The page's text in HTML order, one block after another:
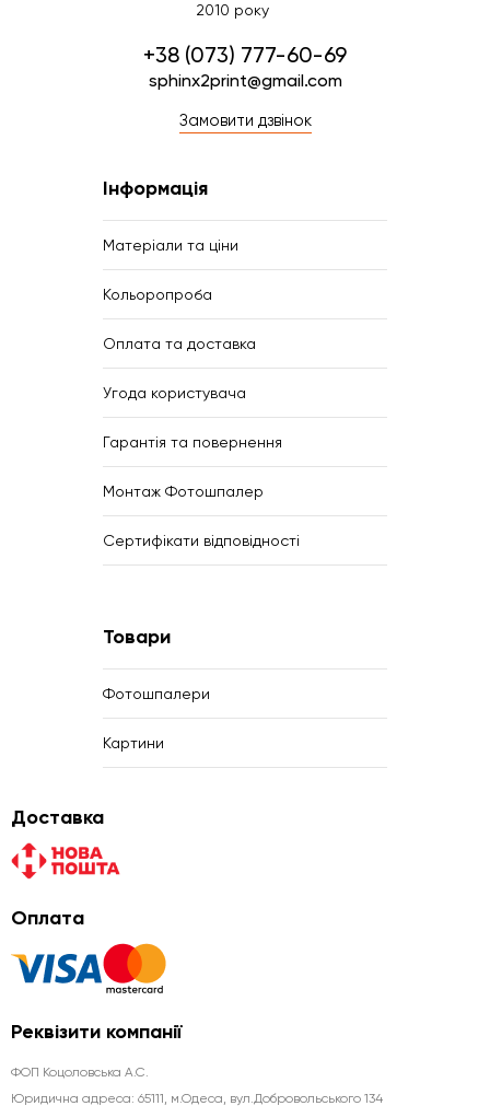
2010 року
+38 (073) 777-60-69
sphinx2print@gmail.com
Замовити дзвінок
Інформація
Матеріали та ціни
Кольоропроба
Оплата та доставка
Угода користувача
Гарантія та повернення
Монтаж Фотошпалер
Сертифікати відповідності
Товари
Фотошпалери
Картини
Доставка
Оплата
Реквізити компанії
ФОП Коцоловська А.С.
Юридична aдреса: 65111, м.Одеса, вул.Добровольського 134